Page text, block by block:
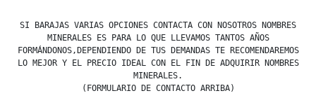
SI BARAJAS VARIAS OPCIONES CONTACTA CON NOSOTROS NOMBRES
MINERALES ES PARA LO QUE LLEVAMOS TANTOS AÑOS
FORMÁNDONOS,DEPENDIENDO DE TUS DEMANDAS TE RECOMENDAREMOS
LO MEJOR Y EL PRECIO IDEAL CON EL FIN DE ADQUIRIR NOMBRES
MINERALES.
(FORMULARIO DE CONTACTO ARRIBA)